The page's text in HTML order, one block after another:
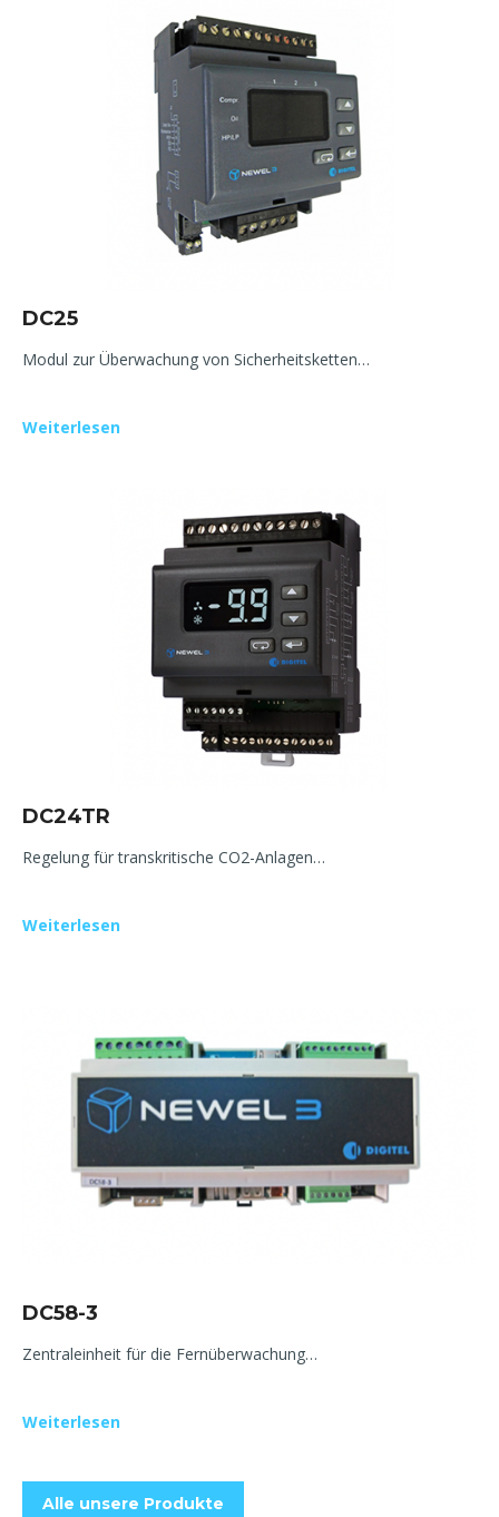
DC25
Modul zur Überwachung von Sicherheitsketten…
Weiterlesen
DC24TR
Regelung für transkritische CO2-Anlagen…
Weiterlesen
DC58-3
Zentraleinheit für die Fernüberwachung…
Weiterlesen
Alle unsere Produkte